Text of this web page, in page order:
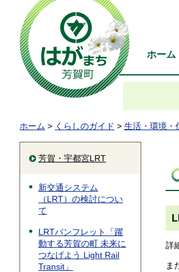
ホーム
ホーム > くらしのガイド > 生活・環境・
芳賀・宇都宮LRT
新交通システム
（LRT）の検討につい
て
LRTパンフレット「躍
動する芳賀の町 未来に
つなげよう Light Rail
Transit」
詳
ま